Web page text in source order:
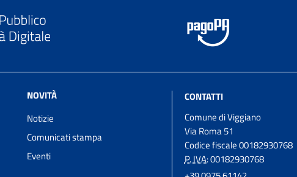
NOVITÀ
Notizie
Comunicati stampa
Eventi
CONTATTI
Comune di Viggiano
Via Roma 51
Codice fiscale 00182930768
P. IVA:00182930768